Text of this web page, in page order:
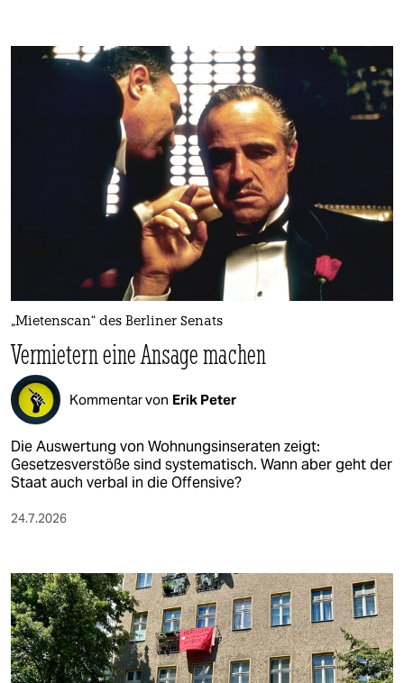
verlag
veranstaltungen
unterstützen
genossenschaft
epaper login
„Mietenscan“ des Berliner Senats
Vermietern eine Ansage machen
Kommentar von Erik Peter
Die Auswertung von Wohnungsinseraten zeigt:
Gesetzesverstöße sind systematisch. Wann aber geht der
Staat auch verbal in die Offensive?
24.7.2026